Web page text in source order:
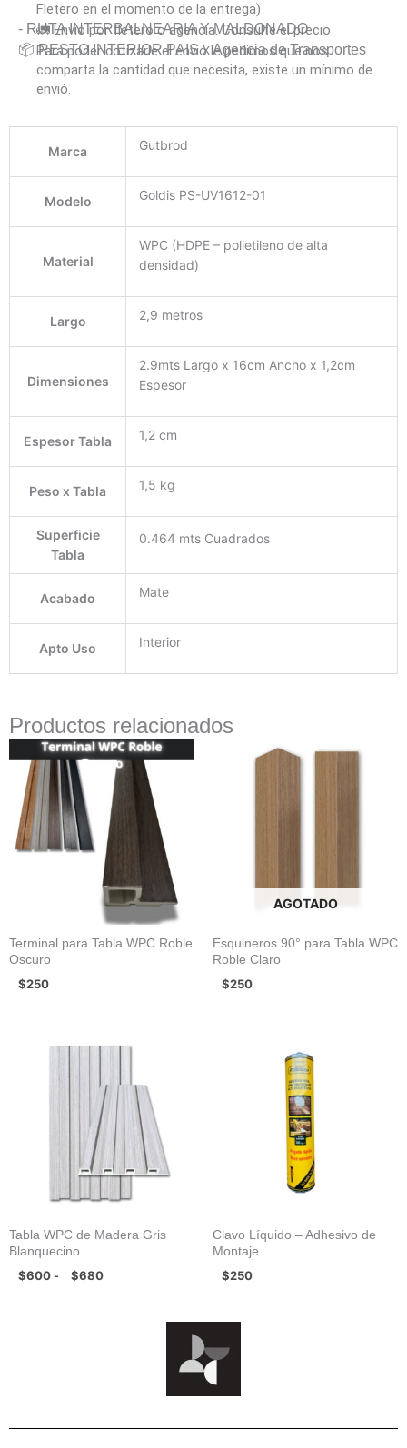
Fletero en el momento de la entrega)
- RUTA INTERBALNEARIA Y MALDONADO
🚛 Envió por fletero o agencia. Consulte el precio
📦 RESTO INTERIOR PAIS x Agencia de Transportes
Para poder cotizarle el envió le pedimos que nos
comparta la cantidad que necesita, existe un mínimo de
envió.
Marca Gutbrod
Modelo Goldis PS-UV1612-01
Material
WPC (HDPE – polietileno de alta
densidad)
Largo 2,9 metros
Dimensiones
2.9mts Largo x 16cm Ancho x 1,2cm
Espesor
Espesor Tabla 1,2 cm
Peso x Tabla 1,5 kg
Superficie
Tabla
0.464 mts Cuadrados
Acabado Mate
Apto Uso Interior
Productos relacionados
Terminal para Tabla WPC Roble
Oscuro
$250
AGOTADO
Esquineros 90° para Tabla WPC
Roble Claro
$250
Tabla WPC de Madera Gris
Blanquecino
$600 - $680
$600
hasta
$680
Clavo Líquido – Adhesivo de
Montaje
$250